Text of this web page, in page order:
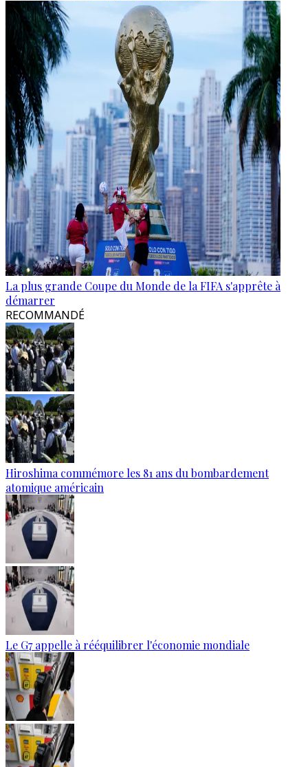
La plus grande Coupe du Monde de la FIFA s'apprête à
démarrer
RECOMMANDÉ
Hiroshima commémore les 81 ans du bombardement
atomique américain
Le G7 appelle à rééquilibrer l'économie mondiale